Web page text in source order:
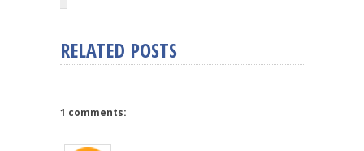
RELATED POSTS
1 comments: